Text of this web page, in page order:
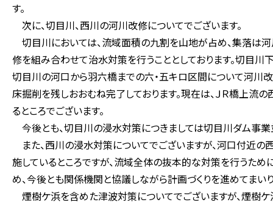
す。
次に、切目川、西川の河川改修についてでございます。
切目川においては、流域面積の九割を山地が占め、集落は
修を組み合わせて治水対策を行うこととしております。切目
切目川の河口から羽六橋までの六・五キロ区間について河川改
床掘削を残しおおむね完了しております。現在は、ＪＲ橋上
るところでございます。
今後とも、切目川の浸水対策につきましては切目川ダム事
また、西川の浸水対策についてでございますが、河口付近
施しているところですが、流域全体の抜本的な対策を行うた
め、今後とも関係機関と協議しながら計画づくりを進めてまいり
煙樹ケ浜を含めた津波対策についてでございますが、煙樹